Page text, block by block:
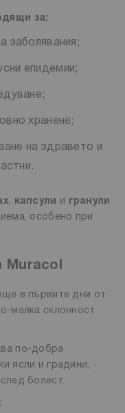
за:
заболявания;
епидемии;
хранене;
на здравето и
, капсули и гранули
особено при
Muracol
в първите дни от
малка склонност
по-добра
ясли и градини,
болест.